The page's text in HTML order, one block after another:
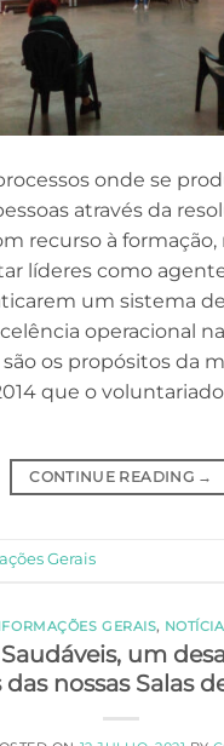
onde se
através da
recurso à
líderes como
um sistema
operacional
são os propósitos da
que o
CONTINUE READING →
Gerais
GERAIS,
um
nossas Salas